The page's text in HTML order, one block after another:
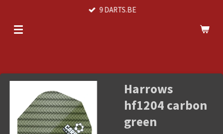
naar
9 DARTS.BE
Harrows
hf1204 carbon
green